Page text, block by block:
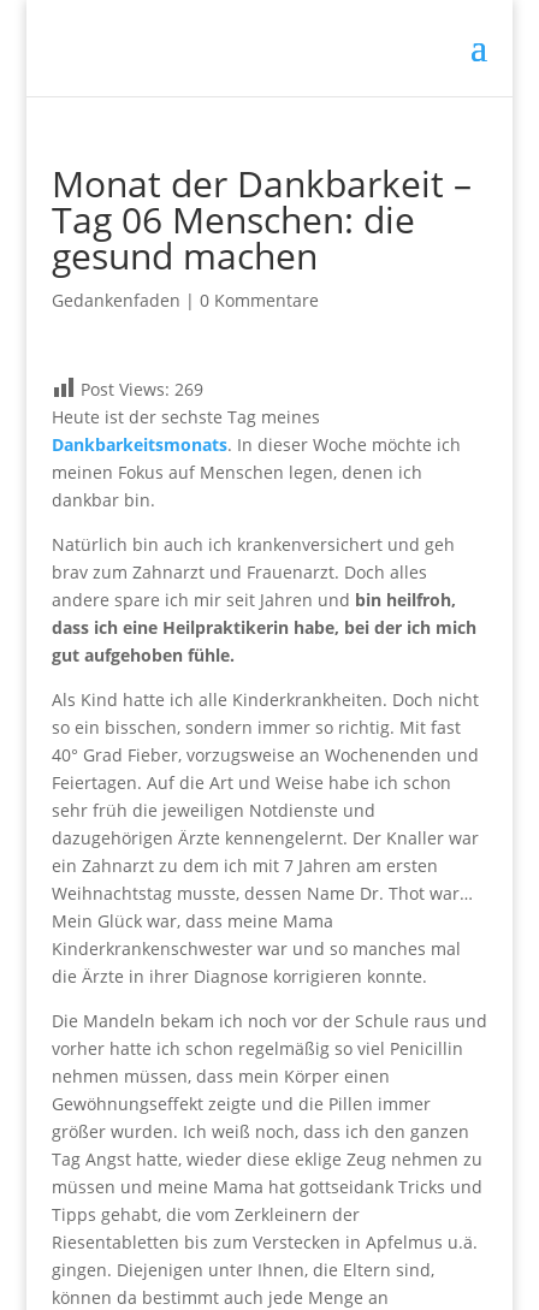
Monat der Dankbarkeit –
Tag 06 Menschen: die
gesund machen
Gedankenfaden | 0 Kommentare
Post Views: 269
Heute ist der sechste Tag meines
Dankbarkeitsmonats. In dieser Woche möchte ich
meinen Fokus auf Menschen legen, denen ich
dankbar bin.
Natürlich bin auch ich krankenversichert und geh
brav zum Zahnarzt und Frauenarzt. Doch alles
andere spare ich mir seit Jahren und bin heilfroh,
dass ich eine Heilpraktikerin habe, bei der ich mich
gut aufgehoben fühle.
Als Kind hatte ich alle Kinderkrankheiten. Doch nicht
so ein bisschen, sondern immer so richtig. Mit fast
40° Grad Fieber, vorzugsweise an Wochenenden und
Feiertagen. Auf die Art und Weise habe ich schon
sehr früh die jeweiligen Notdienste und
dazugehörigen Ärzte kennengelernt. Der Knaller war
ein Zahnarzt zu dem ich mit 7 Jahren am ersten
Weihnachtstag musste, dessen Name Dr. Thot war…
Mein Glück war, dass meine Mama
Kinderkrankenschwester war und so manches mal
die Ärzte in ihrer Diagnose korrigieren konnte.
Die Mandeln bekam ich noch vor der Schule raus und
vorher hatte ich schon regelmäßig so viel Penicillin
nehmen müssen, dass mein Körper einen
Gewöhnungseffekt zeigte und die Pillen immer
größer wurden. Ich weiß noch, dass ich den ganzen
Tag Angst hatte, wieder diese eklige Zeug nehmen zu
müssen und meine Mama hat gottseidank Tricks und
Tipps gehabt, die vom Zerkleinern der
Riesentabletten bis zum Verstecken in Apfelmus u.ä.
gingen. Diejenigen unter Ihnen, die Eltern sind,
können da bestimmt auch jede Menge an